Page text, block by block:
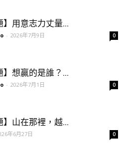
】用意志力丈量...
- 2026年7月9日 0
】想贏的是誰？...
- 2026年7月1日 0
】山在那裡，越...
年6月27日 0